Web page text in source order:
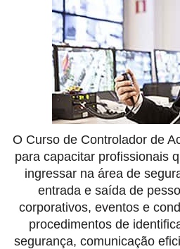
O Curso de Controlador de
para capacitar profissionais
ingressar na área de
entrada e saída de
corporativos, eventos e
procedimentos de
segurança, comunicação